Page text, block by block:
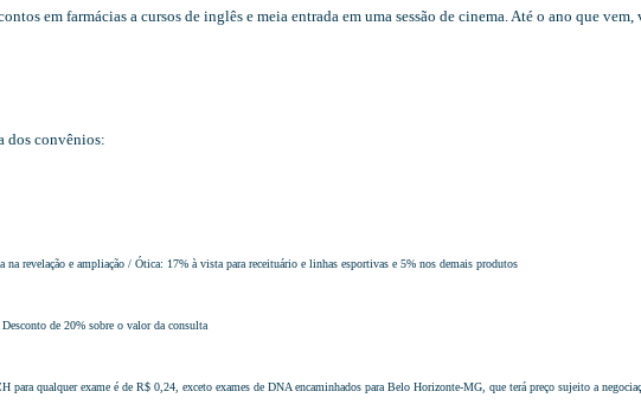
em farmácias a cursos de inglês e meia entrada em uma sessão de cinema. Até o ano que
dos convênios:
na revelação e ampliação / Ótica: 17% à vista para receituário e linhas esportivas e 5% nos demais produtos
Desconto de 20% sobre o valor da consulta
para qualquer exame é de R$ 0,24, exceto exames de DNA encaminhados para Belo Horizonte-MG, que terá preço sujeito a